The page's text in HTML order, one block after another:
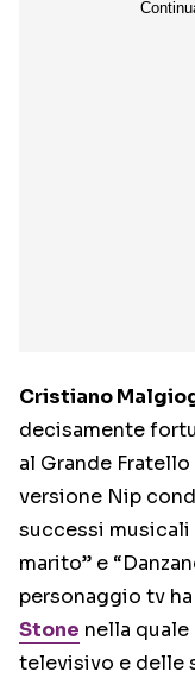
Cristiano
decisamente
al Grande
versione Nip
successi
marito” e
personaggio tv
Stone nella
televisivo e delle